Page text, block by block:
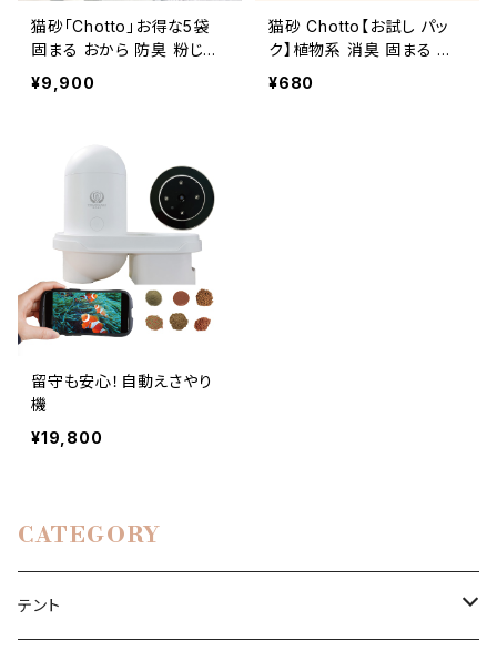
猫砂「Chotto」お得な5袋
固まる おから 防臭 粉じん
少ない トイレ 流せる tomo
nyan
¥9,900
猫砂 Chotto【お試し パッ
ク】植物系 消臭 固まる 流
せる 500g
¥680
留守も安心！自動えさやり
機
¥19,800
CATEGORY
テント